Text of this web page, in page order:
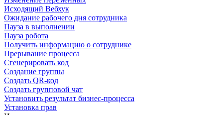
Исходящий Вебхук
Ожидание рабочего дня сотрудника
Пауза в выполнении
Пауза робота
Получить информацию о сотруднике
Прерывание процесса
Сгенерировать код
Создание группы
Создать QR-код
Создать групповой чат
Установить результат бизнес-процесса
Установка прав